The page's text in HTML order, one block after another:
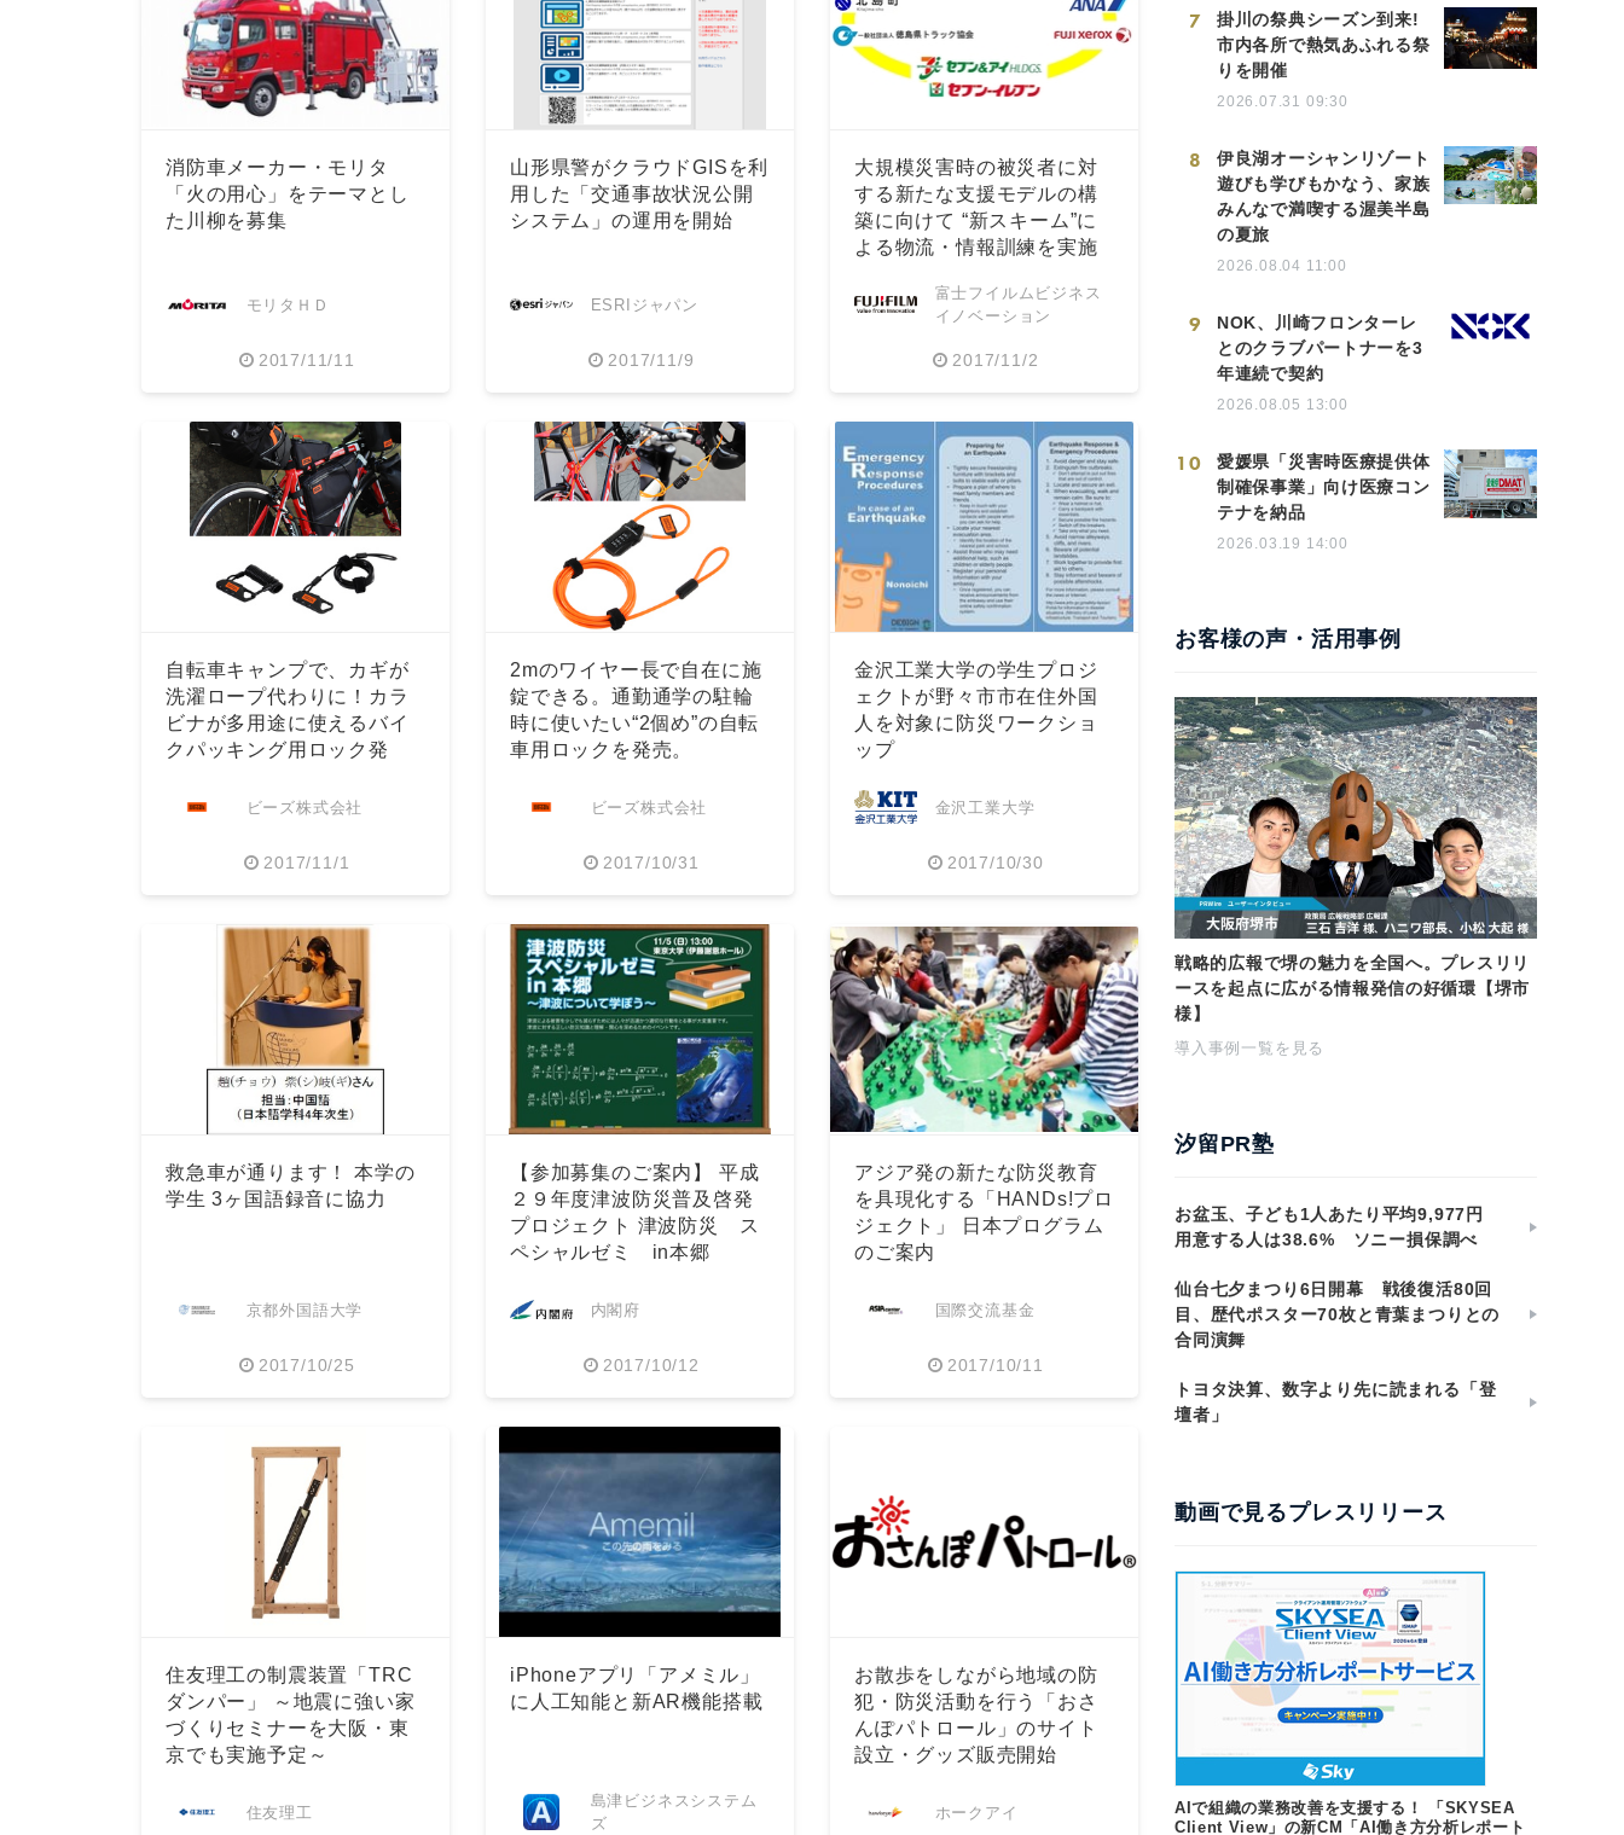
消防車メーカー・モリタ
「火の用心」をテーマとし
た川柳を募集
モリタＨＤ
2017/11/11
山形県警がクラウドGISを利
用した「交通事故状況公開
システム」の運用を開始
ESRIジャパン
2017/11/9
大規模災害時の被災者に対
する新たな支援モデルの構
築に向けて “新スキーム”に
よる物流・情報訓練を実施
富士フイルムビジネス
イノベーション
2017/11/2
自転車キャンプで、カギが
洗濯ロープ代わりに！カラ
ビナが多用途に使えるバイ
クパッキング用ロック発
ビーズ株式会社
2017/11/1
2mのワイヤー長で自在に施
錠できる。通勤通学の駐輪
時に使いたい“2個め”の自転
車用ロックを発売。
ビーズ株式会社
2017/10/31
金沢工業大学の学生プロジ
ェクトが野々市市在住外国
人を対象に防災ワークショ
ップ
金沢工業大学
2017/10/30
救急車が通ります！ 本学の
学生 3ヶ国語録音に協力
京都外国語大学
2017/10/25
【参加募集のご案内】 平成
２９年度津波防災普及啓発
プロジェクト 津波防災 ス
ペシャルゼミ in本郷
内閣府
2017/10/12
アジア発の新たな防災教育
を具現化する「HANDs!プロ
ジェクト」 日本プログラム
のご案内
国際交流基金
2017/10/11
住友理工の制震装置「TRC
ダンパー」 ～地震に強い家
づくりセミナーを大阪・東
京でも実施予定～
住友理工
iPhoneアプリ「アメミル」
に人工知能と新AR機能搭載
島津ビジネスシステム
ズ
お散歩をしながら地域の防
犯・防災活動を行う「おさ
んぽパトロール」のサイト
設立・グッズ販売開始
ホークアイ
7
掛川の祭典シーズン到来!
市内各所で熱気あふれる祭
りを開催
2026.07.31 09:30
8
伊良湖オーシャンリゾート
遊びも学びもかなう、家族
みんなで満喫する渥美半島
の夏旅
2026.08.04 11:00
9
NOK、川崎フロンターレ
とのクラブパートナーを3
年連続で契約
2026.08.05 13:00
10
愛媛県「災害時医療提供体
制確保事業」向け医療コン
テナを納品
2026.03.19 14:00
お客様の声・活用事例
戦略的広報で堺の魅力を全国へ。プレスリリ
ースを起点に広がる情報発信の好循環【堺市
様】
導入事例一覧を見る
汐留PR塾
お盆玉、子ども1人あたり平均9,977円
用意する人は38.6% ソニー損保調べ
仙台七夕まつり6日開幕 戦後復活80回
目、歴代ポスター70枚と青葉まつりとの
合同演舞
トヨタ決算、数字より先に読まれる「登
壇者」
動画で見るプレスリリース
AIで組織の業務改善を支援する！ 「SKYSEA
Client View」の新CM「AI働き方分析レポート
Japanese